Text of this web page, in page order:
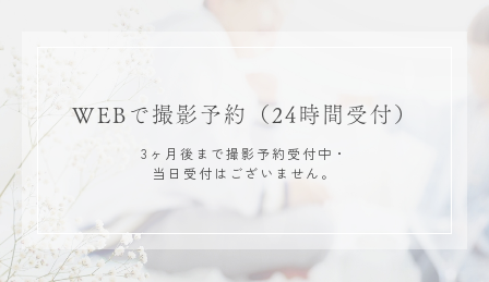
WEBで撮影予約 （24時間受付）
3ヶ月後まで撮影予約受付中・
当日受付はございません。